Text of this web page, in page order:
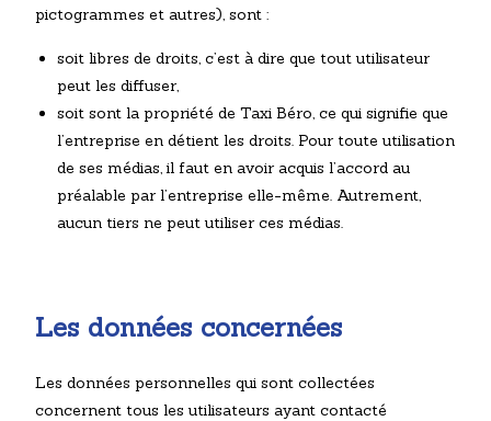
pictogrammes et autres), sont :
soit libres de droits, c’est à dire que tout utilisateur
peut les diffuser,
soit sont la propriété de Taxi Béro, ce qui signifie que
l’entreprise en détient les droits. Pour toute utilisation
de ses médias, il faut en avoir acquis l’accord au
préalable par l’entreprise elle-même. Autrement,
aucun tiers ne peut utiliser ces médias.
Les données concernées
Les données personnelles qui sont collectées
concernent tous les utilisateurs ayant contacté